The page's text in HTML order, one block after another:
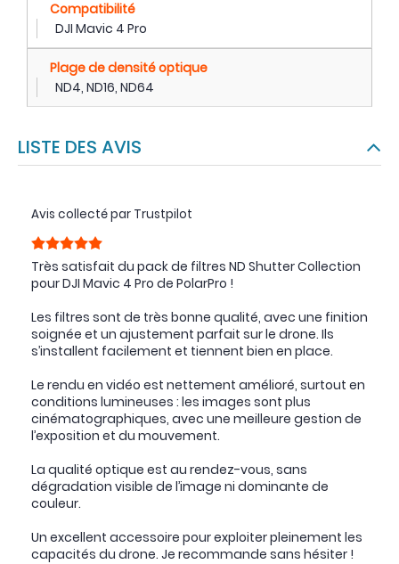
Compatibilité
DJI Mavic 4 Pro
Plage de densité optique
ND4, ND16, ND64
LISTE DES AVIS
Avis collecté par Trustpilot
Très satisfait du pack de filtres ND Shutter Collection
pour DJI Mavic 4 Pro de PolarPro !
Les filtres sont de très bonne qualité, avec une finition
soignée et un ajustement parfait sur le drone. Ils
s’installent facilement et tiennent bien en place.
Le rendu en vidéo est nettement amélioré, surtout en
conditions lumineuses : les images sont plus
cinématographiques, avec une meilleure gestion de
l’exposition et du mouvement.
La qualité optique est au rendez-vous, sans
dégradation visible de l’image ni dominante de
couleur.
Un excellent accessoire pour exploiter pleinement les
capacités du drone. Je recommande sans hésiter !